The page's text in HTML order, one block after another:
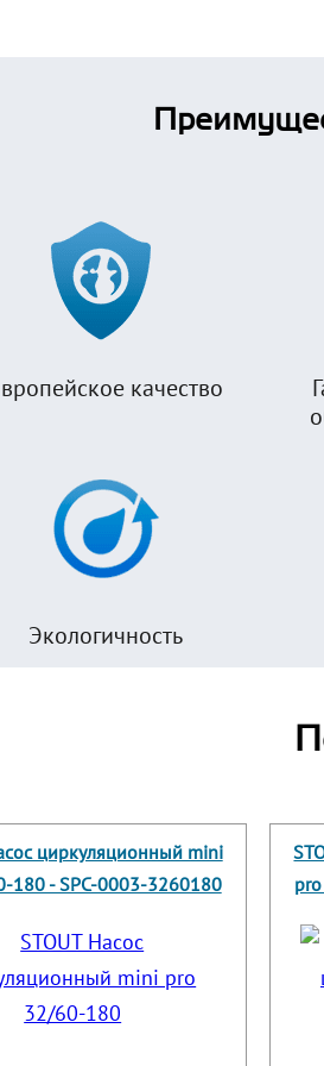
качество
Экологичность
циркуляционный mini
180 - SPC-0003-3260180